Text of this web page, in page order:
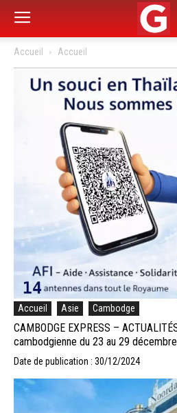
Accueil Accueil
Accueil Asie Cambodge
CAMBODGE EXPRESS –
cambodgienne du 23 au 29
Date de publication : 30/12/2024